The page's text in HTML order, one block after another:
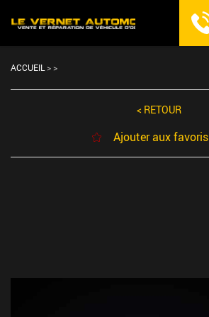
ACCUEIL >>
< RETOUR
Ajouter aux favoris